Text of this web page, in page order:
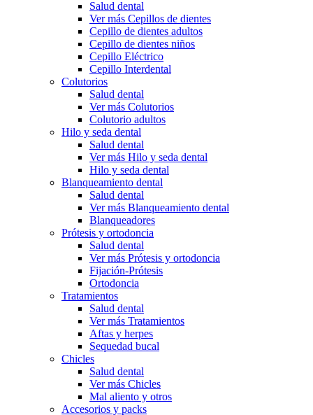
Salud dental
Ver más Cepillos de dientes
Cepillo de dientes adultos
Cepillo de dientes niños
Cepillo Eléctrico
Cepillo Interdental
Colutorios
Salud dental
Ver más Colutorios
Colutorio adultos
Hilo y seda dental
Salud dental
Ver más Hilo y seda dental
Hilo y seda dental
Blanqueamiento dental
Salud dental
Ver más Blanqueamiento dental
Blanqueadores
Prótesis y ortodoncia
Salud dental
Ver más Prótesis y ortodoncia
Fijación-Prótesis
Ortodoncia
Tratamientos
Salud dental
Ver más Tratamientos
Aftas y herpes
Sequedad bucal
Chicles
Salud dental
Ver más Chicles
Mal aliento y otros
Accesorios y packs